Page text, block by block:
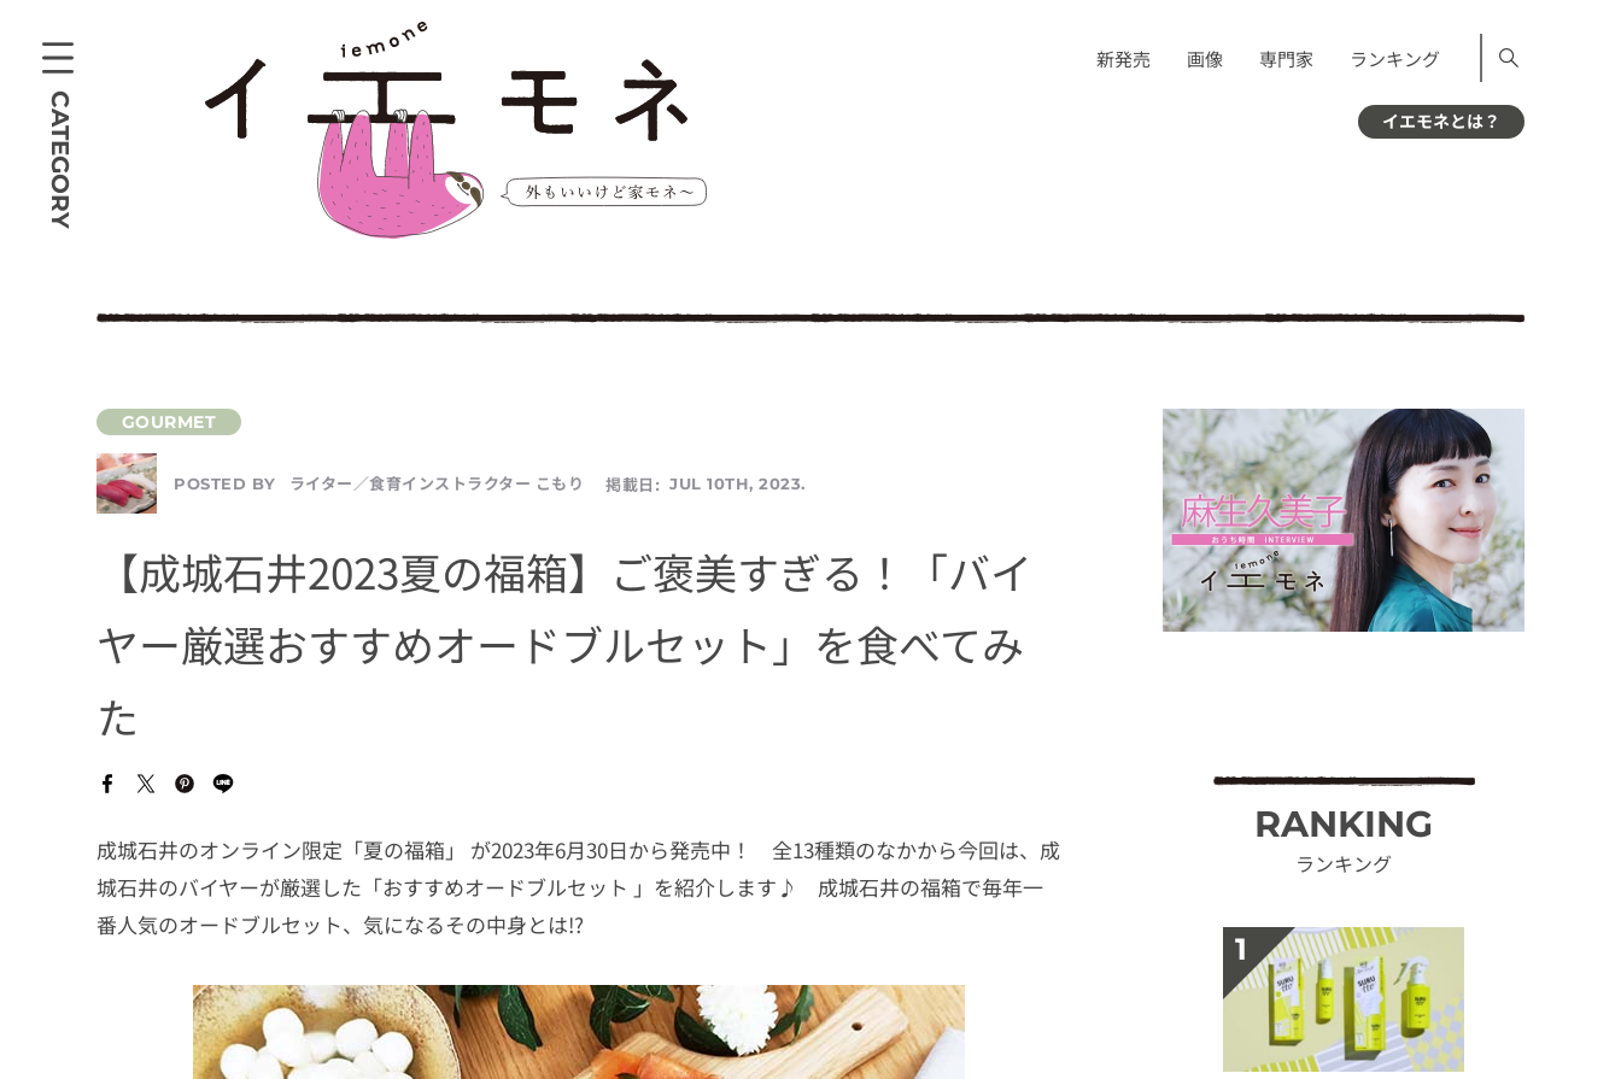
CATEGORY
新発売 画像 専門家 ランキング
イエモネとは？
POSTED BY ライター／食育インストラクター こもり 掲載日: JUL 10TH, 2023.
【成城石井2023夏の福箱】ご褒美すぎる！「バイ
ヤー厳選おすすめオードブルセット」を食べてみ
た
成城石井のオンライン限定「夏の福箱」 が2023年6月30日から発売中！ 全13種類のなかから今回は、成
城石井のバイヤーが厳選した「おすすめオードブルセット 」を紹介します♪ 成城石井の福箱で毎年一
番人気のオードブルセット、気になるその中身とは!?
RANKING
ランキング